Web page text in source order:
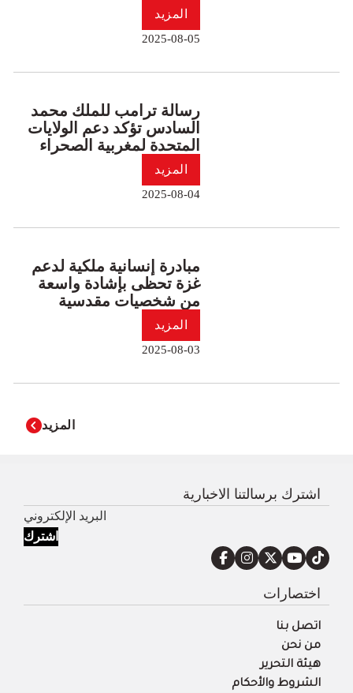
المزيد
2025-08-05
رسالة ترامب للملك محمد
السادس تؤكد دعم الولايات
المتحدة لمغربية الصحراء
المزيد
2025-08-04
مبادرة إنسانية ملكية لدعم
غزة تحظى بإشادة واسعة
من شخصيات مقدسية
المزيد
2025-08-03
المزيد
اشترك برسالتنا الاخبارية
اشترك
اختصارات
اتصل بنا
من نحن
هيئة التحرير
الشروط والأحكام